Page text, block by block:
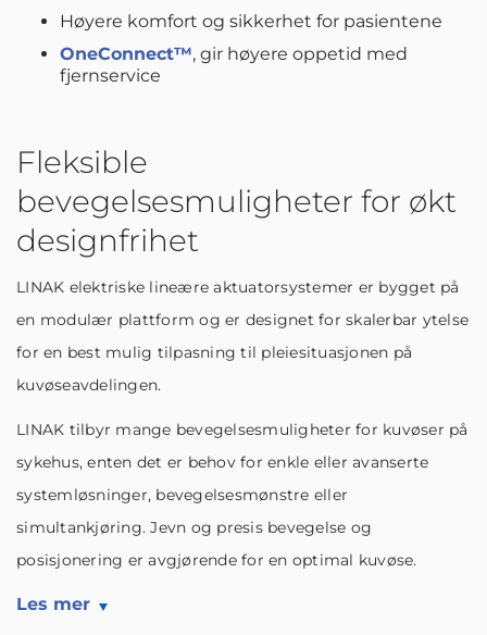
Høyere komfort og sikkerhet for pasientene
OneConnect™, gir høyere oppetid med
fjernservice
Fleksible
bevegelsesmuligheter for økt
designfrihet
LINAK elektriske lineære aktuatorsystemer er bygget på
en modulær plattform og er designet for skalerbar ytelse
for en best mulig tilpasning til pleiesituasjonen på
kuvøseavdelingen.
LINAK tilbyr mange bevegelsesmuligheter for kuvøser på
sykehus, enten det er behov for enkle eller avanserte
systemløsninger, bevegelsesmønstre eller
simultankjøring. Jevn og presis bevegelse og
posisjonering er avgjørende for en optimal kuvøse.
Les mer